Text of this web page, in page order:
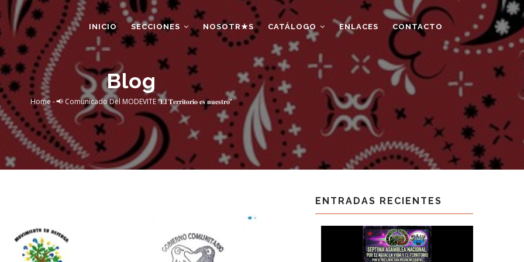
INICIO SECCIONES NOSOTR★S CATÁLOGO ENLACES CONTACTO
Blog
Breadcrumb
Home -📢 Comunicado Del MODEVITE “𝐄𝐥 𝐓𝐞𝐫𝐫𝐢𝐭𝐨𝐫𝐢𝐨 𝐞𝐬 𝐧𝐮𝐞𝐬𝐭𝐫𝐨”
ENTRADAS RECIENTES